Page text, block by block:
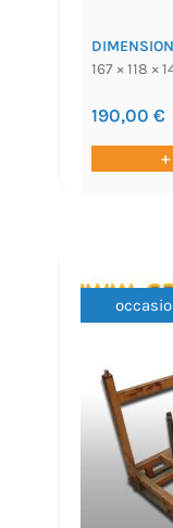
167 × 118 ×
190,00 €